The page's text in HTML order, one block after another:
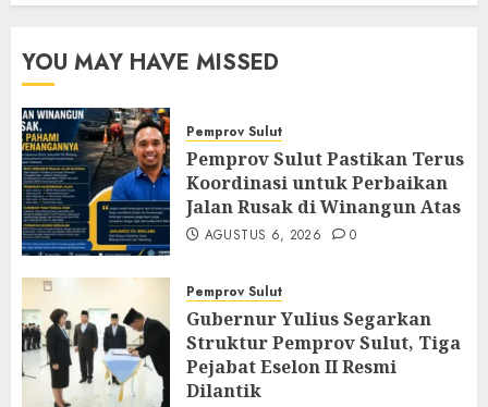
YOU MAY HAVE MISSED
Pemprov Sulut
Pemprov Sulut Pastikan Terus
Koordinasi untuk Perbaikan
Jalan Rusak di Winangun Atas
AGUSTUS 6, 2026 0
Pemprov Sulut
Gubernur Yulius Segarkan
Struktur Pemprov Sulut, Tiga
Pejabat Eselon II Resmi
Dilantik